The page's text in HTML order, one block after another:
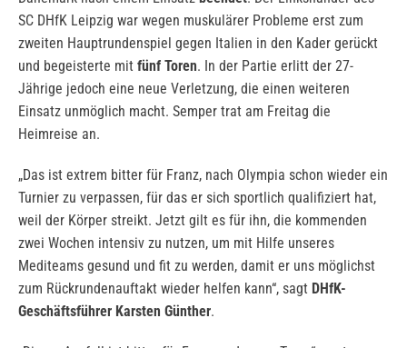
SC DHfK Leipzig war wegen muskulärer Probleme erst zum
zweiten Hauptrundenspiel gegen Italien in den Kader gerückt
und begeisterte mit fünf Toren. In der Partie erlitt der 27-
Jährige jedoch eine neue Verletzung, die einen weiteren
Einsatz unmöglich macht. Semper trat am Freitag die
Heimreise an.
„Das ist extrem bitter für Franz, nach Olympia schon wieder ein
Turnier zu verpassen, für das er sich sportlich qualifiziert hat,
weil der Körper streikt. Jetzt gilt es für ihn, die kommenden
zwei Wochen intensiv zu nutzen, um mit Hilfe unseres
Mediteams gesund und fit zu werden, damit er uns möglichst
zum Rückrundenauftakt wieder helfen kann“, sagt DHfK-
Geschäftsführer Karsten Günther.